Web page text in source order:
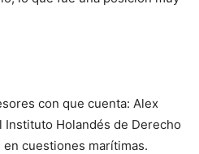
con que cuenta: Alex
Holandés de Derecho
en cuestiones marítimas.